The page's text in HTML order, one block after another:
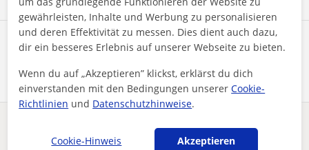
Profil teilen
Enthält dieses Profil einen Fehler?Melden
gewährleisten, Inhalte und Werbung zu personalisieren
und deren Effektivität zu messen. Dies dient auch dazu,
dir ein besseres Erlebnis auf unserer Webseite zu bieten.
Wenn du auf „Akzeptieren” klickst, erklärst du dich
einverstanden mit den Bedingungen unsererCookie-
Richtlinien und Datenschutzhinweise.
Cookie-Hinweis Akzeptieren